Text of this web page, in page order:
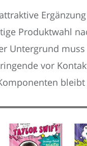
Produktwahl
Untergrund
vor